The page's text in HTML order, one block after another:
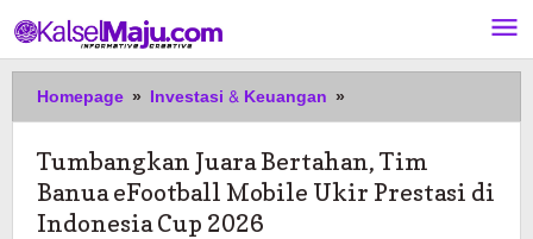
ke
konten
Homepage » Investasi & Keuangan »
Juara
Bertahan,
Tim
Banua
Tumbangkan Juara Bertahan, Tim
Banua eFootball Mobile Ukir Prestasi di
Indonesia Cup 2026